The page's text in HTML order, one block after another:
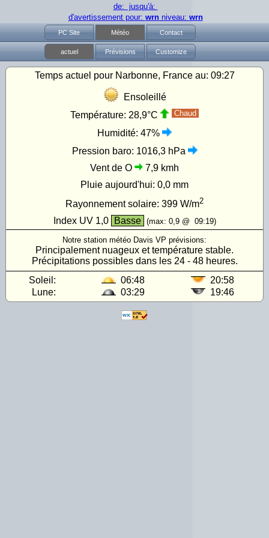
de: jusqu'à:
d'avertissement pour: wrnniveau: wrn
PC Site Météo Contact
actuel Prévisions Customize
Temps actuel pour Narbonne, France au: 09:27
Ensoleillé
Température: 28,9°C Chaud
Humidité: 47%
Pression baro: 1016,3 hPa
Vent de O
7,9 kmh
Pluie aujourd'hui: 0,0 mm
Rayonnement solaire: 399 W/m2
Index UV 1,0 Basse (max: 0,9@ 09:19)
Notre station météo Davis VP prévisions:
Principalement nuageux et température stable.
Précipitations possibles dans les 24 - 48 heures.
Soleil:
06:48
20:58
Lune:
03:29 19:46